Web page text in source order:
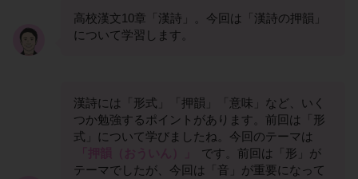
高校漢文10章「漢詩」。今回は「漢詩の押韻」
について学習します。
漢詩には「形式」「押韻」「意味」など、いく
つか勉強するポイントがあります。前回は「形
式」について学びましたね。今回のテーマは
です。前回は「形」が
テーマでしたが、今回は「音」が重要になって